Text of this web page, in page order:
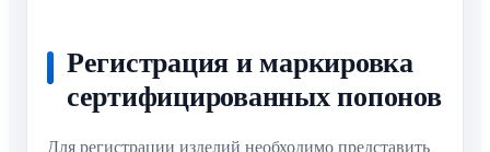
Регистрация и маркировка
сертифицированных попонов
Для регистрации изделий необходимо представить